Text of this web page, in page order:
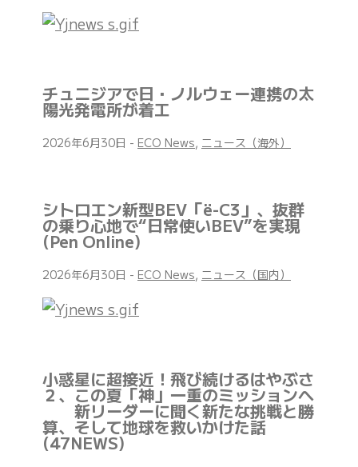
チュニジアで日・ノルウェー連携の太
陽光発電所が着工
2026年6月30日 - ECO News, ニュース（海外）
シトロエン新型BEV「ë-C3」、抜群
の乗り心地で“日常使いBEV”を実現
(Pen Online)
2026年6月30日 - ECO News, ニュース（国内）
小惑星に超接近！飛び続けるはやぶさ
２、この夏「神」一重のミッションへ
新リーダーに聞く新たな挑戦と勝
算、そして地球を救いかけた話
(47NEWS)